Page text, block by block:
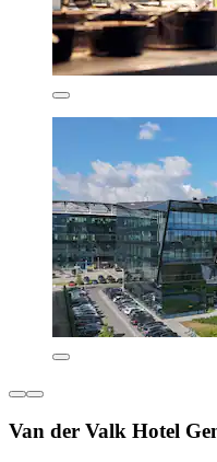
Van der Valk Hotel